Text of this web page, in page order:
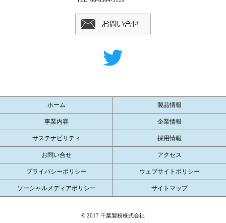
ホーム 製品情報
事業内容 企業情報
サステナビリティ 採用情報
お問い合せ アクセス
プライバシーポリシー ウェブサイトポリシー
ソーシャルメディアポリシー サイトマップ
© 2017 千葉製粉株式会社